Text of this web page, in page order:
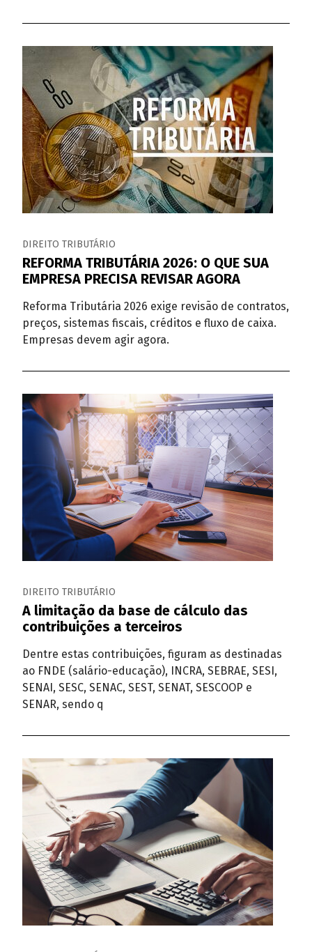
DIREITO TRIBUTÁRIO
REFORMA TRIBUTÁRIA 2026: O QUE SUA
EMPRESA PRECISA REVISAR AGORA
Reforma Tributária 2026 exige revisão de contratos,
preços, sistemas fiscais, créditos e fluxo de caixa.
Empresas devem agir agora.
DIREITO TRIBUTÁRIO
A limitação da base de cálculo das
contribuições a terceiros
Dentre estas contribuições, figuram as destinadas
ao FNDE (salário-educação), INCRA, SEBRAE, SESI,
SENAI, SESC, SENAC, SEST, SENAT, SESCOOP e
SENAR, sendo q